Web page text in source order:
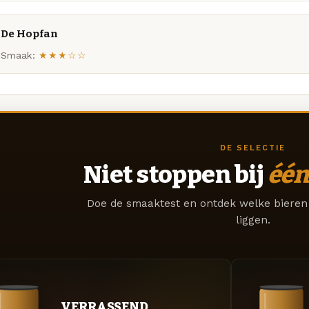
De Hopfan
Smaak: ★★★☆☆
DE SELECTIE
Niet stoppen bij één
Doe de smaaktest en ontdek welke
liggen.